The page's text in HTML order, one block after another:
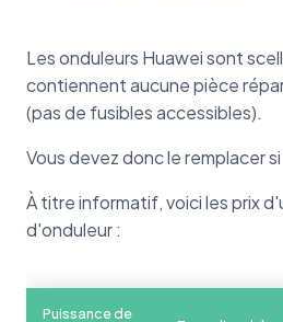
Les onduleurs Huawei sont
contiennent aucune pièce
(pas de fusibles accessibles).
Vous devez donc le remplacer
À titre informatif, voici les prix
d'onduleur :
Puissance de